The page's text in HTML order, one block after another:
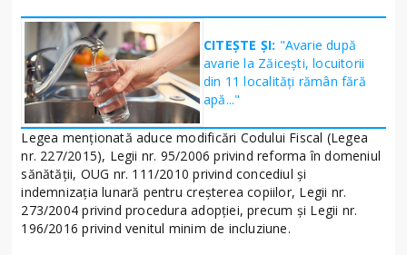
CITEȘTE ȘI: "Avarie după
avarie la Zăicești, locuitorii
din 11 localități rămân fără
apă..."
Legea menționată aduce modificări Codului Fiscal (Legea
nr. 227/2015), Legii nr. 95/2006 privind reforma în domeniul
sănătății, OUG nr. 111/2010 privind concediul și
indemnizația lunară pentru creșterea copiilor, Legii nr.
273/2004 privind procedura adopției, precum și Legii nr.
196/2016 privind venitul minim de incluziune.